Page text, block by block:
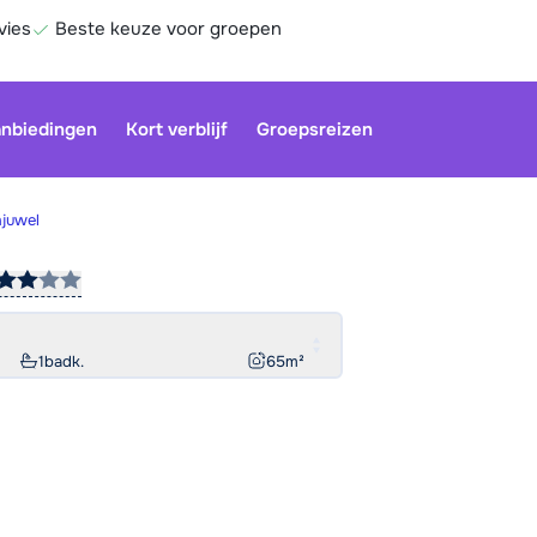
Beste keuze voor groepen
Kort verblijf Groepsreizen
1badk. 65m²